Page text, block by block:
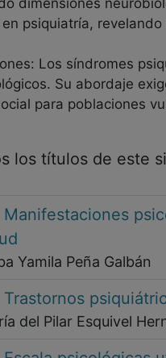
dimensiones
psiquiatría,
Los síndromes
Su abordaje
para poblaciones
los títulos de este
Manifestaciones
Yamila Peña Galbán
Trastornos
del Pilar Esquivel